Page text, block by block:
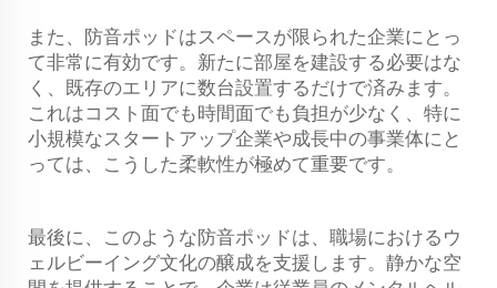
また、防音ポッドはスペースが限られた企業にとっ
て非常に有効です。新たに部屋を建設する必要はな
く、既存のエリアに数台設置するだけで済みます。
これはコスト面でも時間面でも負担が少なく、特に
小規模なスタートアップ企業や成長中の事業体にと
っては、こうした柔軟性が極めて重要です。
最後に、このような防音ポッドは、職場におけるウ
ェルビーイング文化の醸成を支援します。静かな空